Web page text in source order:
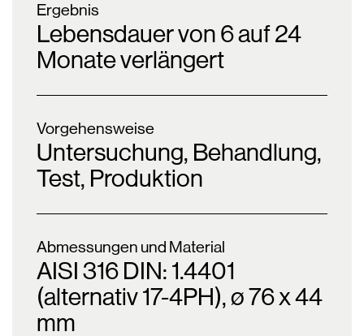
Ergebnis
Lebensdauer von 6 auf 24
Monate verlängert
Vorgehensweise
Untersuchung, Behandlung,
Test, Produktion
Abmessungen und Material
AISI 316 DIN: 1.4401
(alternativ 17-4PH), ø 76 x 44
mm